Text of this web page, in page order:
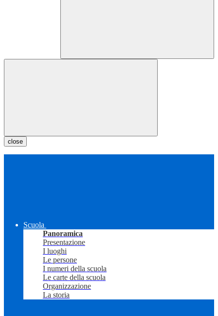
close
Scuola
Panoramica
Presentazione
I luoghi
Le persone
I numeri della scuola
Le carte della scuola
Organizzazione
La storia